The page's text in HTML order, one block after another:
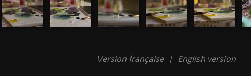
Version française | English version